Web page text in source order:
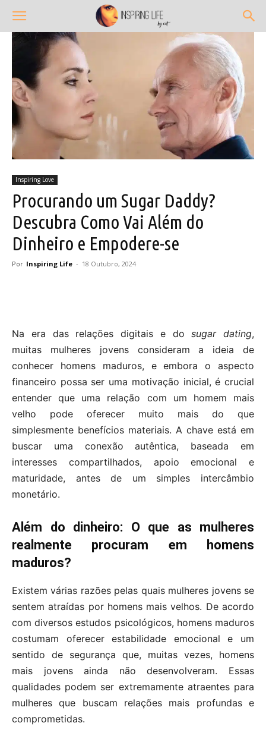
Inspiring Love
Procurando um Sugar Daddy?
Descubra Como Vai Além do
Dinheiro e Empodere-se
Por Inspiring Life - 18 Outubro, 2024
Na era das relações digitais e dosugar dating,
muitas mulheres jovens consideram a ideia de
conhecer homens maduros, e embora o aspecto
financeiro possa ser uma motivação inicial, é crucial
entender que uma relação com um homem mais
velho pode oferecer muito mais do que
simplesmente benefícios materiais. A chave está em
buscar uma conexão autêntica, baseada em
interesses compartilhados, apoio emocional e
maturidade, antes de um simples intercâmbio
monetário.
Além do dinheiro: O que as mulheres
realmente procuram em homens
maduros?
Existem várias razões pelas quais mulheres jovens se
sentem atraídas por homens mais velhos. De acordo
com diversos estudos psicológicos, homens maduros
costumam oferecer estabilidade emocional e um
sentido de segurança que, muitas vezes, homens
mais jovens ainda não desenvolveram. Essas
qualidades podem ser extremamente atraentes para
mulheres que buscam relações mais profundas e
comprometidas.